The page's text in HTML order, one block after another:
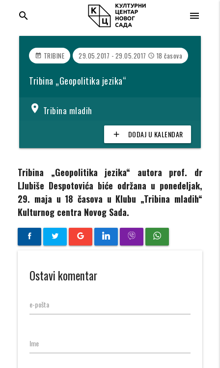
menu
search
event_note TRIBINE 29.05.2017 - 29.05.2017 access_time 18 časova
Tribina „Geopolitika jezika“
location_on Tribina mladih
add DODAJ U KALENDAR
Tribina „Geopolitika jezika“ autora prof. dr
LJubiše Despotovića biće održana u ponedeljak,
29. maja u 18 časova u Klubu „Tribina mladih“
Kulturnog centra Novog Sada.
Ostavi komentar
e-pošta
Ime